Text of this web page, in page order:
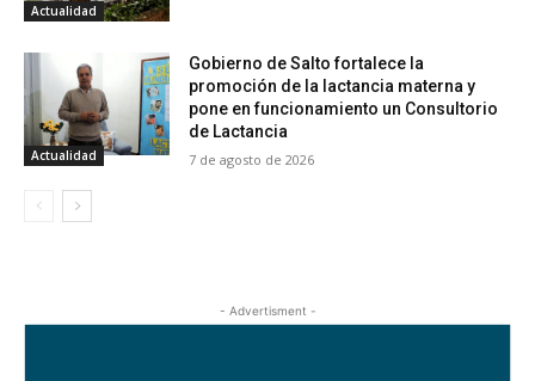
Actualidad
Actualidad
Gobierno de Salto fortalece la
promoción de la lactancia materna y
pone en funcionamiento un Consultorio
de Lactancia
7 de agosto de 2026
- Advertisment -